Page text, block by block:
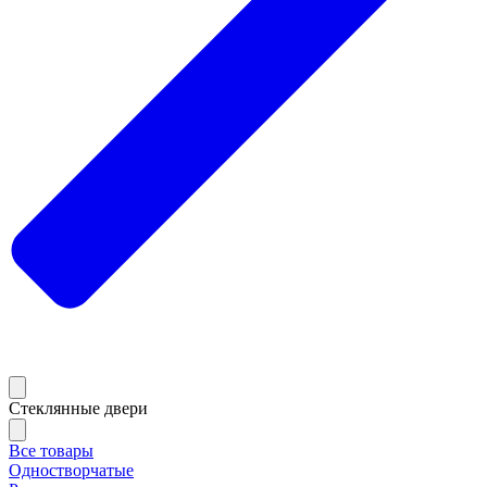
Стеклянные двери
Все товары
Одностворчатые